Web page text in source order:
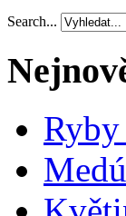
Search...